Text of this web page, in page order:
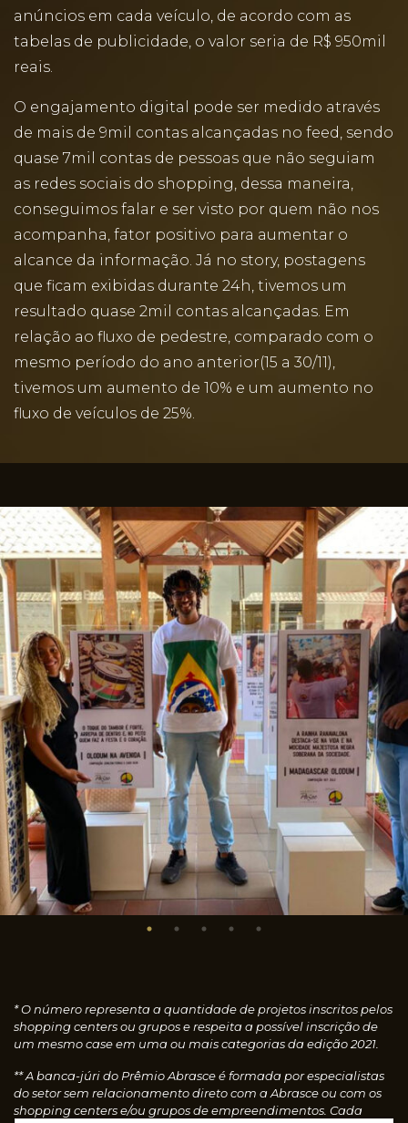
anúncios em cada veículo, de acordo com as
tabelas de publicidade, o valor seria de R$ 950mil
reais.
O engajamento digital pode ser medido através
de mais de 9mil contas alcançadas no feed, sendo
quase 7mil contas de pessoas que não seguiam
as redes sociais do shopping, dessa maneira,
conseguimos falar e ser visto por quem não nos
acompanha, fator positivo para aumentar o
alcance da informação. Já no story, postagens
que ficam exibidas durante 24h, tivemos um
resultado quase 2mil contas alcançadas. Em
relação ao fluxo de pedestre, comparado com o
mesmo período do ano anterior(15 a 30/11),
tivemos um aumento de 10% e um aumento no
fluxo de veículos de 25%.
* O número representa a quantidade de projetos inscritos pelos
shopping centers ou grupos e respeita a possível inscrição de
um mesmo case em uma ou mais categorias da edição 2021.
** A banca-júri do Prêmio Abrasce é formada por especialistas
do setor sem relacionamento direto com a Abrasce ou com os
shopping centers e/ou grupos de empreendimentos. Cada